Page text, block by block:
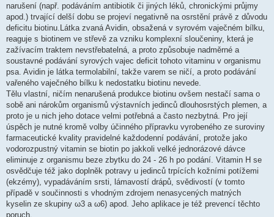
narušení (např. podáváním antibiotik či jiných léků, chronickými průjmy
apod.) trvající delší dobu se projeví negativně na osrstění právě z důvodu
deficitu biotinu.Látka zvaná Avidin, obsažená v syrovém vaječném bílku,
reaguje s biotinem ve střevě za vzniku komplexní sloučeniny, která je
zažívacím traktem nevstřebatelná, a proto způsobuje nadměrné a
soustavné podávání syrových vajec deficit tohoto vitaminu v organismu
psa. Avidin je látka termolabilní, takže varem se ničí, a proto podávání
vařeného vaječného bílku k nedostatku biotinu nevede.
Tělu vlastní, ničím nenarušená produkce biotinu ovšem nestačí sama o
sobě ani nárokům organismů výstavních jedinců dlouhosrstých plemen, a
proto je u nich jeho dotace velmi potřebná a často nezbytná. Pro její
úspěch je nutné kromě volby účinného přípravku vyrobeného ze suroviny
farmaceutické kvality pravidelné každodenní podávání, protože jako
vodorozpustný vitamin se biotin po jakkoli velké jednorázové dávce
eliminuje z organismu beze zbytku do 24 - 26 h po podání. Vitamin H se
osvědčuje též jako doplněk potravy u jedinců trpících kožními potížemi
(ekzémy), vypadáváním srsti, lámavostí drápů, svědivostí (v tomto
případě v součinnosti s vhodným zdrojem nenasycených matných
kyselin ze skupiny ω3 a ω6) apod. Jeho aplikace je též prevencí těchto
poruch.